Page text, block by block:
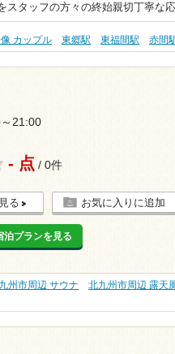
スタッフの方々の終始親切丁寧な
カップル 東郷駅 東福間駅 赤間
21:00
- 点 / 0件
る お気に入りに追加
泊プランを見る
州市周辺 サウナ 北九州市周辺 露天